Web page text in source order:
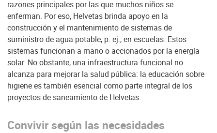
razones principales por las que muchos niños se
enferman. Por eso, Helvetas brinda apoyo en la
construcción y el mantenimiento de sistemas de
suministro de agua potable, p. ej., en escuelas. Estos
sistemas funcionan a mano o accionados por la energía
solar. No obstante, una infraestructura funcional no
alcanza para mejorar la salud pública: la educación sobre
higiene es también esencial como parte integral de los
proyectos de saneamiento de Helvetas.
Convivir según las necesidades